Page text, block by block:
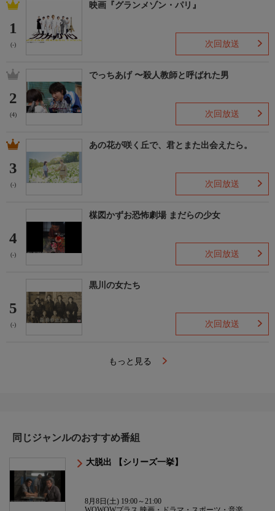
1
(-)
映画『グランメゾン・パリ』
次回放送
2
(4)
でっちあげ 〜殺人教師と呼ばれた男
次回放送
3
(-)
あの花が咲く丘で、君とまた出会えたら。
次回放送
4
(-)
楳図かずお恐怖劇場 まだらの少女
次回放送
5
(-)
黒川の女たち
次回放送
もっと見る
同じジャンルのおすすめ番組
大脱出 【シリーズ一挙】
8月8日(土) 19:00～21:00